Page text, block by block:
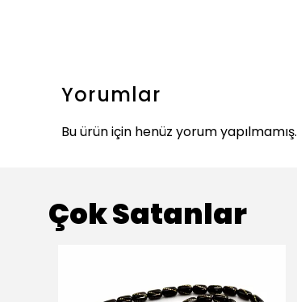
Yorumlar
Bu ürün için henüz yorum yapılmamış.
Çok Satanlar